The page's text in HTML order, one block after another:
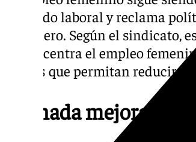
mercado laboral y reclama
de género. Según el sindicato,
se concentra el empleo
dignas que permitan reducir
Granada mejora en